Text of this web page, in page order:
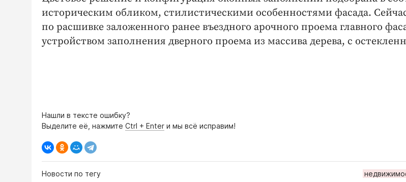
историческим обликом, стилистическими особенностями фасада.
по расшивке заложенного ранее въездного арочного проема главного
устройством заполнения дверного проема из массива дерева, с
Нашли в тексте ошибку?
Выделите её, нажмите Ctrl + Enter и мы всё исправим!
Новости по тегу